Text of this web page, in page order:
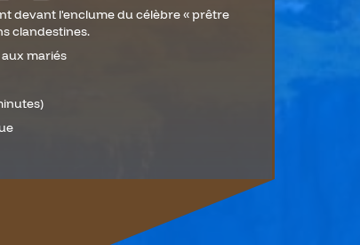
devant l'enclume du célèbre « prêtre
clandestines.
mariés